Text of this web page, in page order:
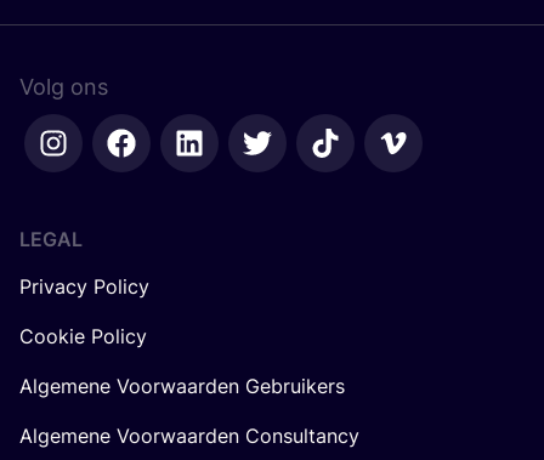
Volg ons
LEGAL
Privacy Policy
Cookie Policy
Algemene Voorwaarden Gebruikers
Algemene Voorwaarden Consultancy